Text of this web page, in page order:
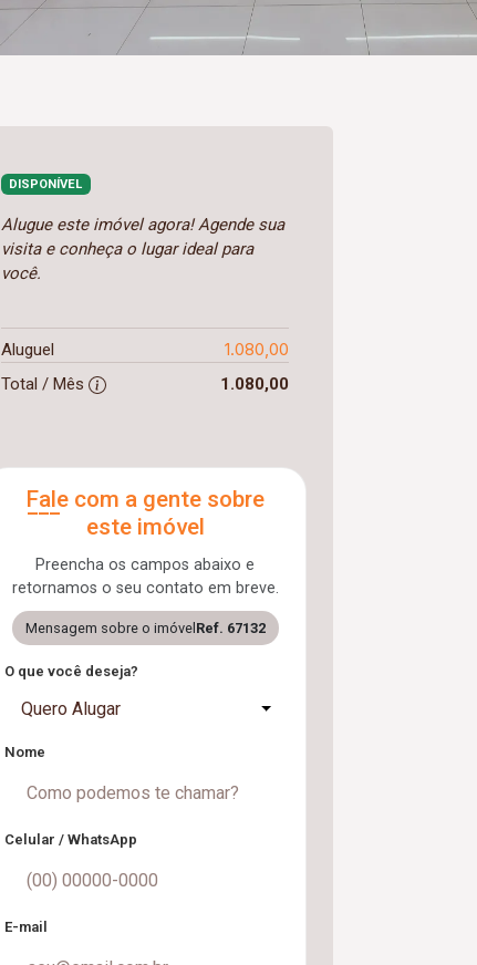
DISPONÍVEL
Alugue este imóvel agora! Agende sua
visita e conheça o lugar ideal para
você.
Aluguel 1.080,00
Total / Mês 1.080,00
Fale com a gente sobre
este imóvel
Preencha os campos abaixo e
retornamos o seu contato em breve.
Mensagem sobre o imóvel Ref. 67132
O que você deseja?
Quero Alugar
Nome
Celular / WhatsApp
E-mail